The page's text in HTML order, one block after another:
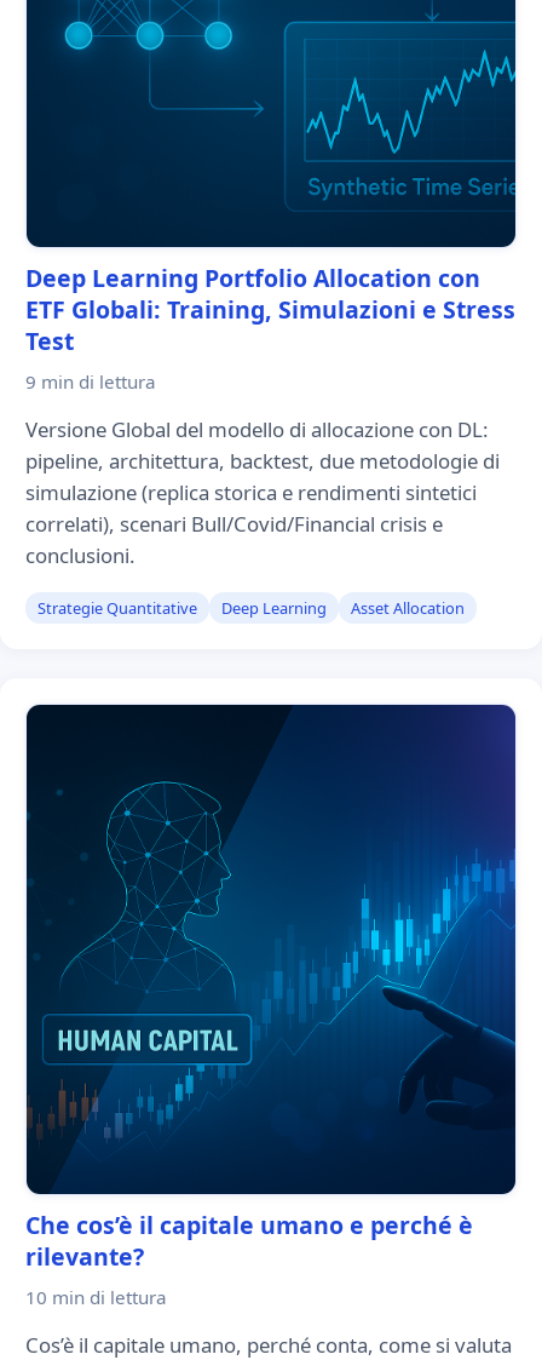
Deep Learning Portfolio Allocation con
ETF Globali: Training, Simulazioni e Stress
Test
9 min di lettura
Versione Global del modello di allocazione con DL:
pipeline, architettura, backtest, due metodologie di
simulazione (replica storica e rendimenti sintetici
correlati), scenari Bull/Covid/Financial crisis e
conclusioni.
Strategie Quantitative Deep Learning Asset Allocation
Che cos’è il capitale umano e perché è
rilevante?
10 min di lettura
Cos’è il capitale umano, perché conta, come si valuta